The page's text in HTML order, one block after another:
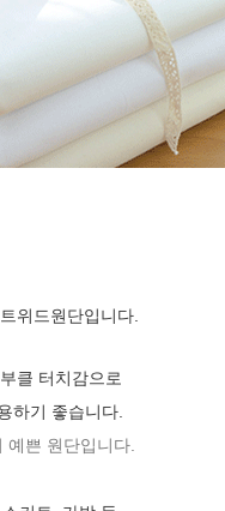
위드원단입니다.
클 터치감으로
하기 좋습니다.
예쁜 원단입니다.